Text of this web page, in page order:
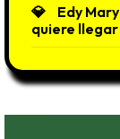
Edy
quiere